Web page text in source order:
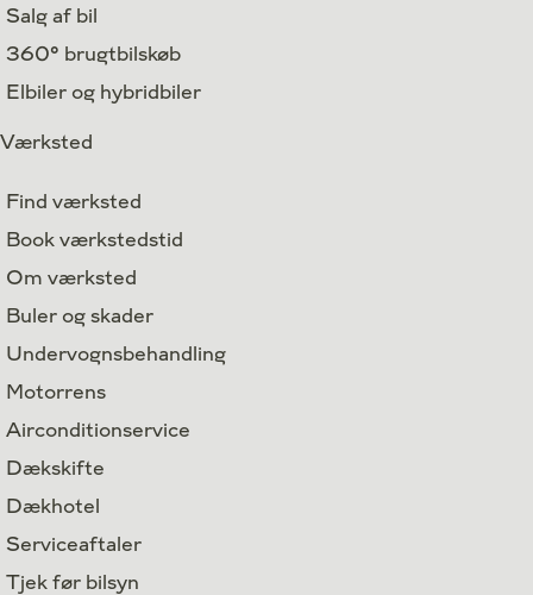
Salg af bil
360° brugtbilskøb
Elbiler og hybridbiler
Værksted
Find værksted
Book værkstedstid
Om værksted
Buler og skader
Undervognsbehandling
Motorrens
Airconditionservice
Dækskifte
Dækhotel
Serviceaftaler
Tjek før bilsyn